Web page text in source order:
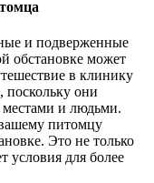
и подверженные
обстановке может
в клинику
поскольку они
и людьми.
питомцу
Это не только
условия для более